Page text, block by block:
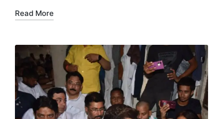
Read More